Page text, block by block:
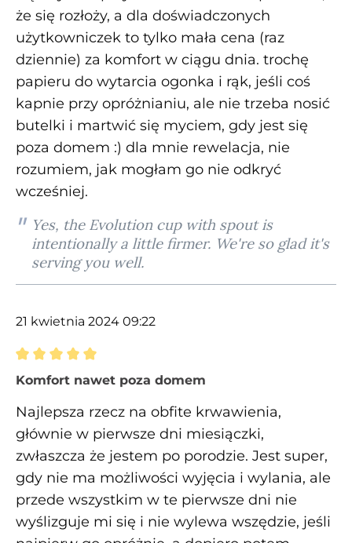
że się rozłoży, a dla doświadczonych
użytkowniczek to tylko mała cena (raz
dziennie) za komfort w ciągu dnia. trochę
papieru do wytarcia ogonka i rąk, jeśli coś
kapnie przy opróżnianiu, ale nie trzeba nosić
butelki i martwić się myciem, gdy jest się
poza domem :) dla mnie rewelacja, nie
rozumiem, jak mogłam go nie odkryć
wcześniej.
Yes, the Evolution cup with spout is
intentionally a little firmer. We're so glad it's
serving you well.
21 kwietnia 2024 09:22
Recenzja z oceną 5 spośród 5 gwiazdek
Komfort nawet poza domem
Najlepsza rzecz na obfite krwawienia,
głównie w pierwsze dni miesiączki,
zwłaszcza że jestem po porodzie. Jest super,
gdy nie ma możliwości wyjęcia i wylania, ale
przede wszystkim w te pierwsze dni nie
wyślizguje mi się i nie wylewa wszędzie, jeśli